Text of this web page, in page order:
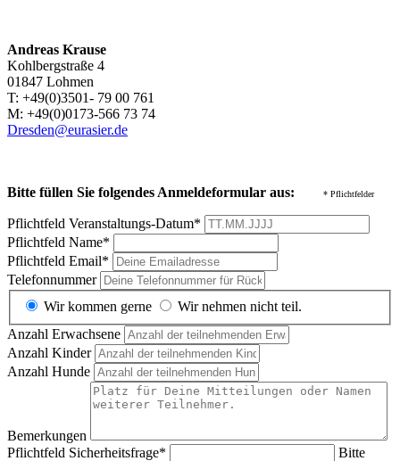
Andreas Krause
Kohlbergstraße 4
01847 Lohmen
T: +49(0)3501- 79 00 761
M: +49(0)0173-566 73 74
Dresden@eurasier.de
Bitte füllen Sie folgendes Anmeldeformular aus: * Pflichtfelder
Pflichtfeld Veranstaltungs-Datum*
Pflichtfeld Name*
Pflichtfeld Email*
Telefonnummer
Wir kommen gerne
Wir nehmen nicht teil.
Anzahl Erwachsene
Anzahl Kinder
Anzahl Hunde
Bemerkungen
Pflichtfeld Sicherheitsfrage*
Bitte